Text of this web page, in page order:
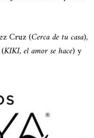
Cruz (Cerca de tu casa),
KIKI, el amor se hace) y